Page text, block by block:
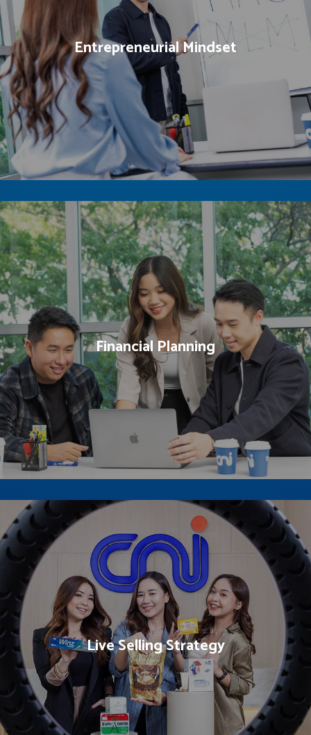
Entrepreneurial Mindset
Kamu bisa menjadi young entrepreneur yang memiliki
rasa percaya diri yang tinggi sehingga bisa menghadapi
tantangan dan dapat menjalankan bisnis dengan kreatif.
Financial Planning
Sesi di mana peserta mendapatkan materi bagaimana
caranya mengelola keuangan yang benar sehingga cash
flow bisnis tetap lancar.
Live Selling Strategy